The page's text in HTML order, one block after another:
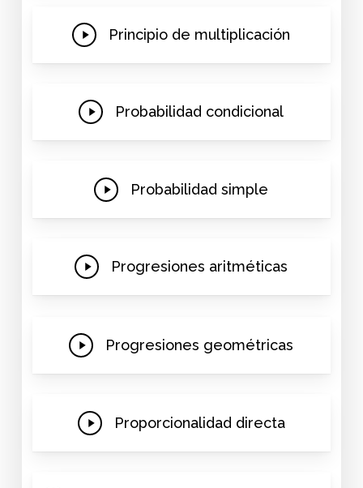
Play
Principio de multiplicación
Play
Probabilidad condicional
Play
Probabilidad simple
Play
Progresiones aritméticas
Play
Progresiones geométricas
Play
Proporcionalidad directa